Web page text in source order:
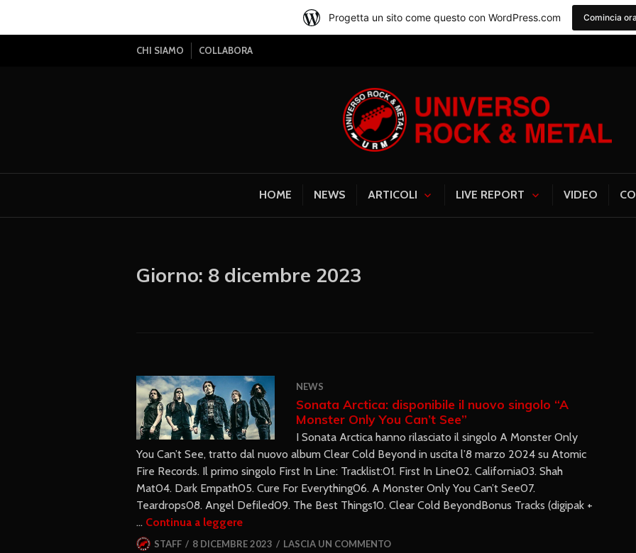
CHI SIAMO COLLABORA
Universo Rock &
HOME NEWS ARTICOLI LIVE REPORT VIDEO
Giorno: 8 dicembre 2023
NEWS
Sonata Arctica: disponibile il nuovo singolo “A
Monster Only You Can’t See”
I Sonata Arctica hanno rilasciato il singolo A Monster Only
You Can’t See, tratto dal nuovo album Clear Cold Beyond in uscita l’8 marzo 2024 su Atomic
Fire Records. Il primo singolo First In Line: Tracklist:01. First In Line02. California03. Shah
Mat04. Dark Empath05. Cure For Everything06. A Monster Only You Can’t See07.
Teardrops08. Angel Defiled09. The Best Things10. Clear Cold BeyondBonus Tracks (digipak +
… Continua a leggere
STAFF 8 DICEMBRE 2023 LASCIA UN COMMENTO
Progetta un sito come questo con WordPress.com Comincia ora